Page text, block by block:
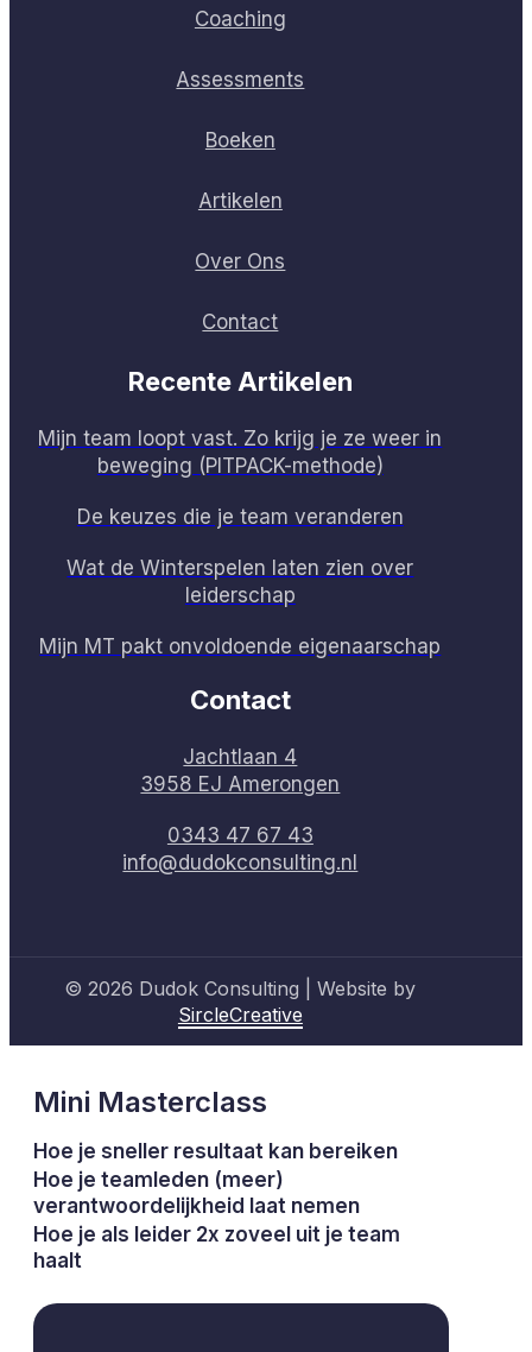
Coaching
Assessments
Boeken
Artikelen
Over Ons
Contact
Recente Artikelen
Mijn team loopt vast. Zo krijg je ze weer in
beweging (PITPACK-methode)
De keuzes die je team veranderen
Wat de Winterspelen laten zien over
leiderschap
Mijn MT pakt onvoldoende eigenaarschap
Contact
Jachtlaan 4
3958 EJ Amerongen
0343 47 67 43
info@dudokconsulting.nl
© 2026 Dudok Consulting | Website by
SircleCreative
Mini Masterclass
Hoe je sneller resultaat kan bereiken
Hoe je teamleden (meer)
verantwoordelijkheid laat nemen
Hoe je als leider 2x zoveel uit je team
haalt